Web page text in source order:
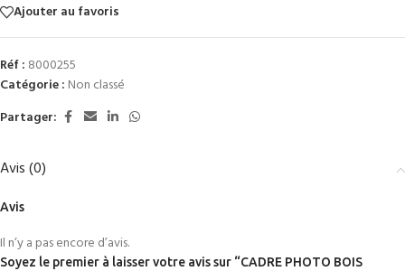
Ajouter au favoris
Réf : 8000255
Catégorie : Non classé
Partager:
Avis (0)
Avis
Il n’y a pas encore d’avis.
Soyez le premier à laisser votre avis sur “CADRE PHOTO BOIS